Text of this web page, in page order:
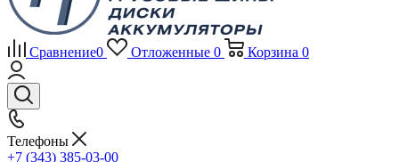
Сравнение0 Отложенные 0 Корзина 0
Телефоны
+7 (343) 385-03-00